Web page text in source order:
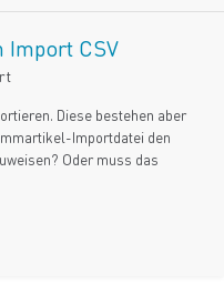
CSV
Diese bestehen aber
Importdatei den
Oder muss das